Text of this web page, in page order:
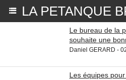
LA PETANQUE
Le bureau de la
souhaite une
Daniel GERARD -
Les équipes